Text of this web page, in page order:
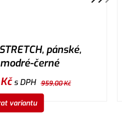
pánské,
černé
s DPH 959,00Kč
variantu